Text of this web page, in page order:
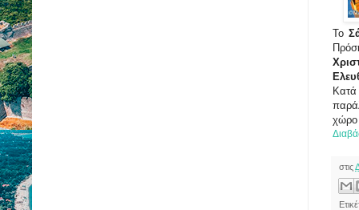
Το
χώρο
στις